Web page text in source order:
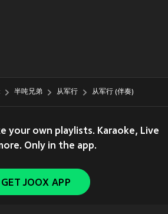
半吨兄弟 从军行 从军行 (伴奏)
your own playlists. Karaoke, Live
Only in the app.
GET JOOX APP